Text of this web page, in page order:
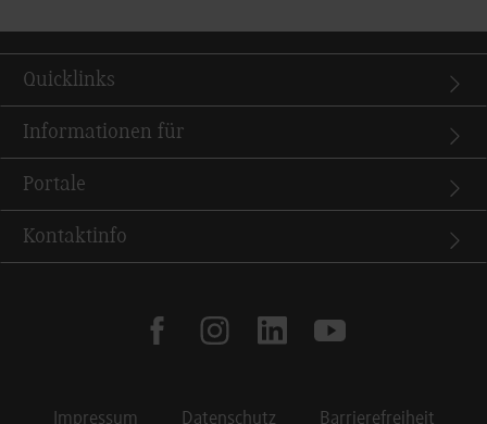
Quicklinks
Informationen für
Portale
Kontaktinfo
facebookinstagramlinkedin youtube